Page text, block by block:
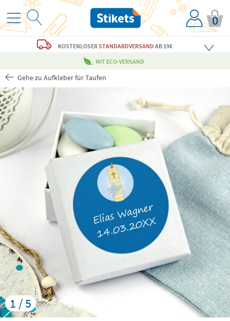
0
KOSTENLOSERSTANDARDVERSAND AB 19€
MIT ECO-VERSAND
Gehe zu Aufkleber für Taufen
1 / 5